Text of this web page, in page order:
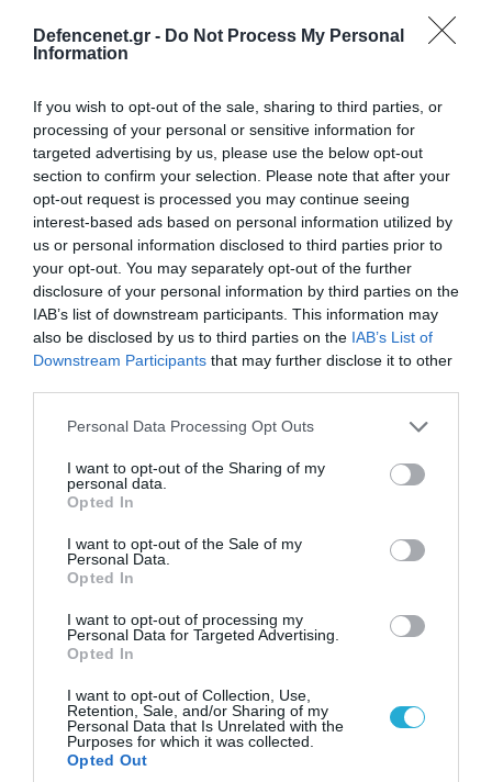
Defencenet.gr - Do Not Process My Personal
Information
If you wish to opt-out of the sale, sharing to third parties, or
processing of your personal or sensitive information for
targeted advertising by us, please use the below opt-out
section to confirm your selection. Please note that after your
opt-out request is processed you may continue seeing
interest-based ads based on personal information utilized by
us or personal information disclosed to third parties prior to
your opt-out. You may separately opt-out of the further
disclosure of your personal information by third parties on the
IAB’s list of downstream participants. This information may
also be disclosed by us to third parties on the IAB’s List of
Downstream Participants that may further disclose it to other
Please note that this website/app uses one or more Google
not limited to your visit or usage behaviour. You may click to
grant or deny consent to Google and its third-party tags to
use your data for below specified purposes in below Google
consent section.
Personal Data Processing Opt Outs
I want to opt-out of the Sharing of my
personal data.
Opted In
I want to opt-out of the Sale of my
Personal Data.
Opted In
I want to opt-out of processing my
Personal Data for Targeted Advertising.
Opted In
I want to opt-out of Collection, Use,
Retention, Sale, and/or Sharing of my
Personal Data that Is Unrelated with the
Purposes for which it was collected.
Opted Out
05.08.2026 | 02:02
Θορυβήθηκαν οι Ουκρανοί με τις δηλώσεις
Ρώσου υποπτέραρχου: «S-400 κατέρριψαν 10
MiG-29 σε μόλις μια μέρα!»